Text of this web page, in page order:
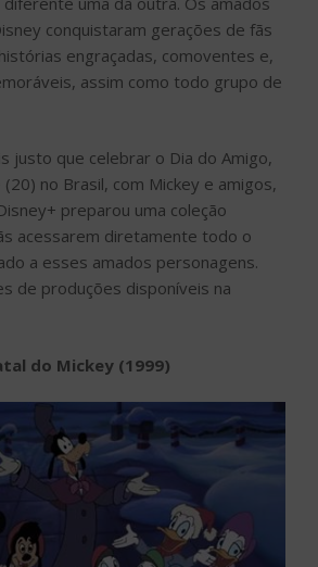
conquistaram gerações de fãs
engraçadas, comoventes e,
assim como todo grupo de
justo que celebrar o Dia do Amigo,
no Brasil, com Mickey e amigos,
preparou uma coleção
acessarem diretamente todo o
a esses amados personagens.
de produções disponíveis na
do Mickey (1999)